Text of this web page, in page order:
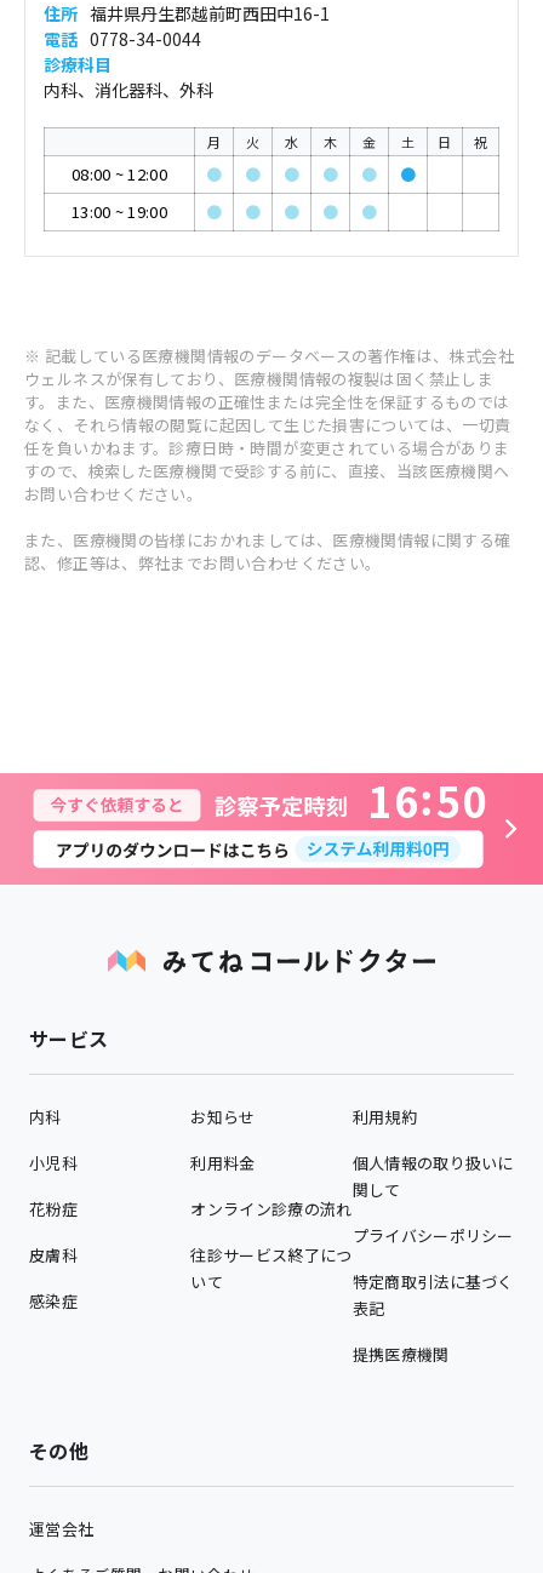
住所 福井県丹生郡越前町西田中16-1
電話 0778-34-0044
診療科目
内科、消化器科、外科
月 火 水 木 金 土 日 祝
08:00 ~12:00 ● ● ● ● ●
●
13:00 ~19:00 ● ● ● ● ●
※ 記載している医療機関情報のデータベースの著作権は、株式会社
ウェルネスが保有しており、医療機関情報の複製は固く禁止しま
す。また、医療機関情報の正確性または完全性を保証するものでは
なく、それら情報の閲覧に起因して生じた損害については、一切責
任を負いかねます。診療日時・時間が変更されている場合がありま
すので、検索した医療機関で受診する前に、直接、当該医療機関へ
お問い合わせください。
また、医療機関の皆様におかれましては、医療機関情報に関する確
認、修正等は、弊社までお問い合わせください。
16 50
サービス
内科
小児科
花粉症
皮膚科
感染症
お知らせ
利用料金
オンライン診療の流れ
往診サービス終了につ
いて
利用規約
個人情報の取り扱いに
関して
プライバシーポリシー
特定商取引法に基づく
表記
提携医療機関
その他
運営会社